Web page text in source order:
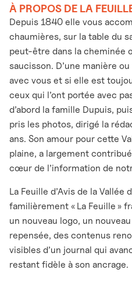
À PROPOS DE LA
Depuis 1840 elle vous
chaumières, sur la table du
peut-être dans la cheminée
saucisson. D’une manière
avec vous et si elle est
ceux qui l’ont portée avec
d’abord la famille Dupuis,
pris les photos, dirigé la
ans. Son amour pour cette
plaine, a largement
cœur de l’information de
La Feuille d’Avis de la
familièrement « La Feuille »
un nouveau logo, un
repensée, des contenus
visibles d’un journal qui
restant fidèle à son ancrage.